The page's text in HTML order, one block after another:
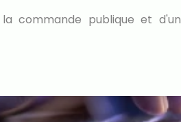
commande publique et d'un